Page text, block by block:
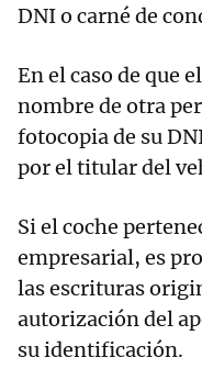
DNI o carné de
En el caso de que
nombre de otra
fotocopia de su
por el titular del
Si el coche
empresarial, es
las escrituras
autorización del
su identificación.